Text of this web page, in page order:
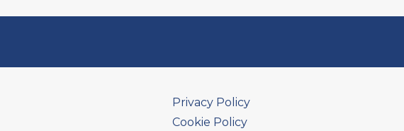
Privacy Policy
Cookie Policy